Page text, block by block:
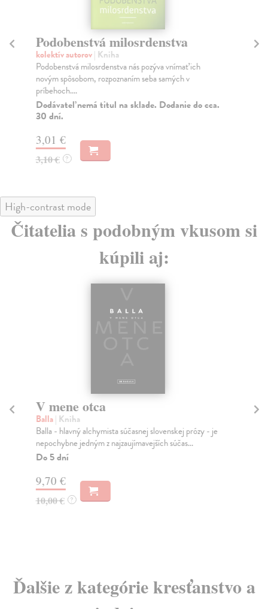
Podobenstvá milosrdenstva
kolektív autorov| Kniha
Podobenstvá milosrdenstva nás pozýva vnímať ich
novým spôsobom, rozpoznaním seba samých v
príbehoch....
Dodávateľ nemá titul na sklade. Dodanie do cca.
30 dní.
3,01 €
3,10 € ?
High-contrast mode
Čitatelia s podobným vkusom si
kúpili aj:
V mene otca
Balla| Kniha
Balla - hlavný alchymista súčasnej slovenskej prózy - je
nepochybne jedným z najzaujímavejších súčas...
Do 5 dní
9,70 €
10,00 € ?
Ďalšie z kategórie kresťanstvo a